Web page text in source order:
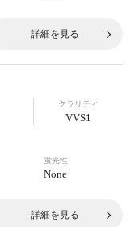
詳細を見る
クラリティ
VVS1
蛍光性
None
詳細を見る